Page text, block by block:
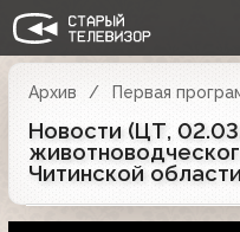
Архив Первая
Новости (ЦТ,
Читинской области